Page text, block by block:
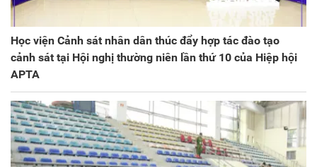
Học viện Cảnh sát nhân dân thúc đẩy hợp tác đào tạo
cảnh sát tại Hội nghị thường niên lần thứ 10 của Hiệp hội
APTA